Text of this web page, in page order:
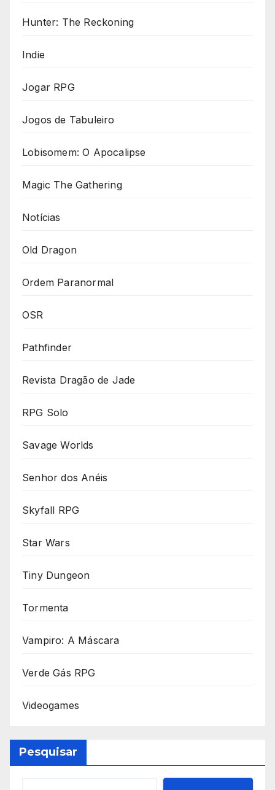
Hunter: The Reckoning
Indie
Jogar RPG
Jogos de Tabuleiro
Lobisomem: O Apocalipse
Magic The Gathering
Notícias
Old Dragon
Ordem Paranormal
OSR
Pathfinder
Revista Dragão de Jade
RPG Solo
Savage Worlds
Senhor dos Anéis
Skyfall RPG
Star Wars
Tiny Dungeon
Tormenta
Vampiro: A Máscara
Verde Gás RPG
Videogames
Pesquisar